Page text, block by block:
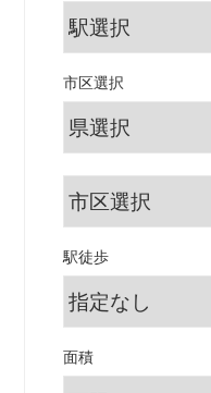
市区選択
駅徒歩
面積